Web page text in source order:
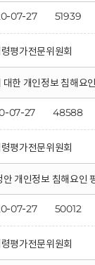
07-27 51939
평가전문위원회
대한 개인정보 침해요
07-27 48588
평가전문위원회
안 개인정보 침해요인
07-27 50012
평가전문위원회